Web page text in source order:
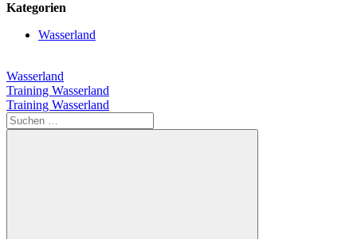
Kategorien
Wasserland
Wasserland
Beitragsnavigation
Vorheriger
Beitrag:
Training Wasserland
Nächster
Beitrag:
Training Wasserland
Suchen
nach: